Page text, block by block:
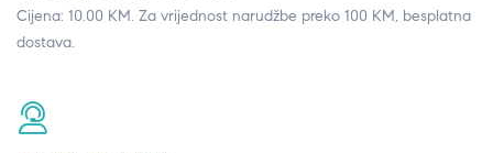
Cijena: 10.00 KM. Za vrijednost narudžbe preko 100 KM, besplatna
dostava.